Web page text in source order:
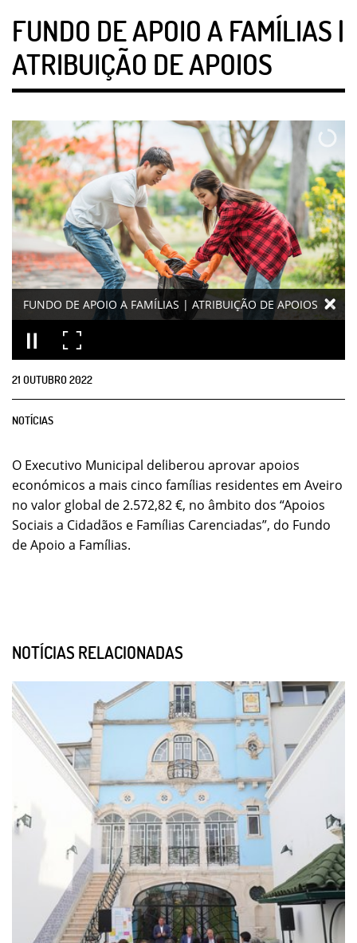
FUNDO DE APOIO A FAMÍLIAS |
ATRIBUIÇÃO DE APOIOS
FUNDO DE APOIO A FAMÍLIAS | ATRIBUIÇÃO DE APOIOS
21 OUTUBRO2022
NOTÍCIAS
O Executivo Municipal deliberou aprovar apoios
económicos a mais cinco famílias residentes em Aveiro
no valor global de 2.572,82 €, no âmbito dos “Apoios
Sociais a Cidadãos e Famílias Carenciadas”, do Fundo
de Apoio a Famílias.
NOTÍCIAS RELACIONADAS